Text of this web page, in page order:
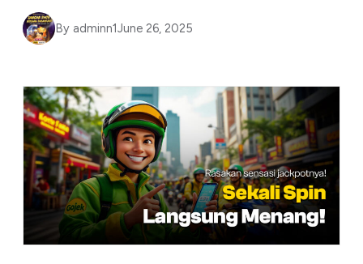
By adminn1June 26, 2025